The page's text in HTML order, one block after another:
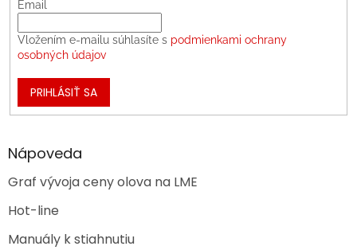
Email
Vložením e-mailu súhlasíte s podmienkami ochrany
osobných údajov
PRIHLÁSIŤ SA
Nápoveda
Graf vývoja ceny olova na LME
Hot-line
Manuály k stiahnutiu